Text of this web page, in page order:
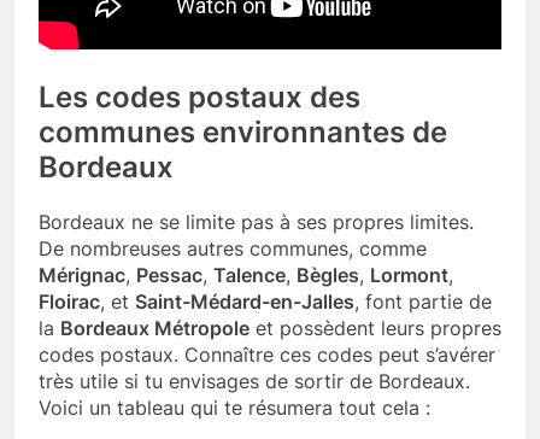
Les codes postaux des
communes environnantes de
Bordeaux
Bordeaux ne se limite pas à ses propres limites.
De nombreuses autres communes, comme
Mérignac, Pessac, Talence, Bègles, Lormont,
Floirac, et Saint-Médard-en-Jalles, font partie de
la Bordeaux Métropole et possèdent leurs propres
codes postaux. Connaître ces codes peut s’avérer
très utile si tu envisages de sortir de Bordeaux.
Voici un tableau qui te résumera tout cela :